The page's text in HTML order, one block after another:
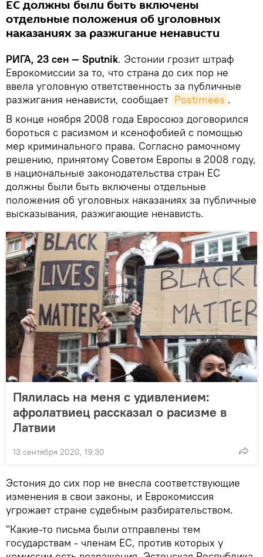
ЕС должны были быть включены
отдельные положения об уголовных
наказаниях за разжигание ненависти
РИГА, 23 сен — Sputnik. Эстонии грозит штраф
Еврокомиссии за то, что страна до сих пор не
ввела уголовную ответственность за публичные
разжигания ненависти, сообщает Postimees .
В конце ноября 2008 года Евросоюз договорился
бороться с расизмом и ксенофобией с помощью
мер криминального права. Согласно рамочному
решению, принятому Советом Европы в 2008 году,
в национальные законодательства стран ЕС
должны были быть включены отдельные
положения об уголовных наказаниях за публичные
высказывания, разжигающие ненависть.
Пялилась на меня с удивлением:
афролатвиец рассказал о расизме в
Латвии
13 сентября 2020, 19:30
Эстония до сих пор не внесла соответствующие
изменения в свои законы, и Еврокомиссия
угрожает стране судебным разбирательством.
"Какие-то письма были отправлены тем
государствам - членам ЕС, против которых у